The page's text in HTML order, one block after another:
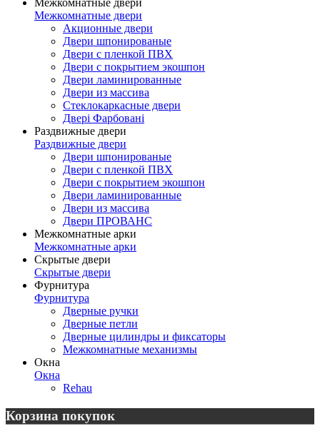
Межкомнатные двери
Межкомнатные двери
Акционные двери
Двери шпонированые
Двери с пленкой ПВХ
Двери с покрытием экошпон
Двери ламинированные
Двери из массива
Стеклокаркасные двери
Двері Фарбовані
Раздвижные двери
Раздвижные двери
Двери шпонированые
Двери с пленкой ПВХ
Двери с покрытием экошпон
Двери ламинированные
Двери из массива
Двери ПРОВАНС
Межкомнатные арки
Межкомнатные арки
Скрытые двери
Скрытые двери
Фурнитура
Фурнитура
Дверные ручки
Дверные петли
Дверные цилиндры и фиксаторы
Межкомнатные механизмы
Окна
Окна
Rehau
Корзина покупок